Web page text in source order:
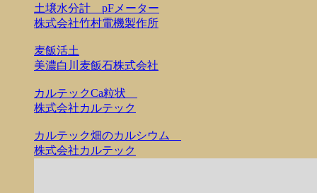
土壌水分計 pFメーター
株式会社竹村電機製作所
麦飯活土
美濃白川麦飯石株式会社
カルテックCa粒状
株式会社カルテック
カルテック畑のカルシウム
株式会社カルテック